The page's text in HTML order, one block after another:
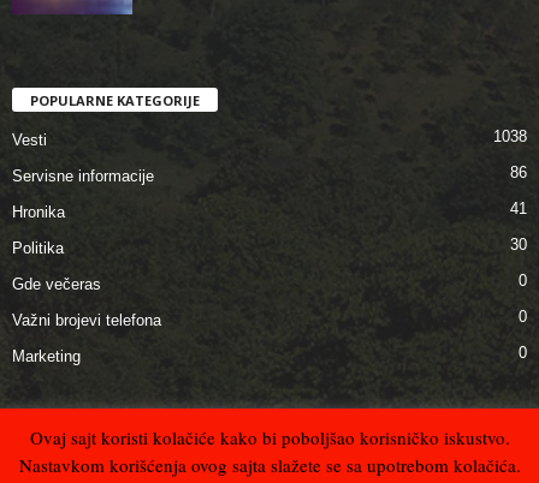
POPULARNE KATEGORIJE
Vesti 1038
Servisne informacije 86
Hronika 41
Politika 30
Gde večeras 0
Važni brojevi telefona 0
Marketing 0
Kontakt Uslovi korišćenja, privatnost i zaštita podataka Impresum
Ovaj sajt koristi kolačiće kako bi poboljšao korisničko iskustvo.
Nastavkom korišćenja ovog sajta slažete se sa upotrebom kolačića.